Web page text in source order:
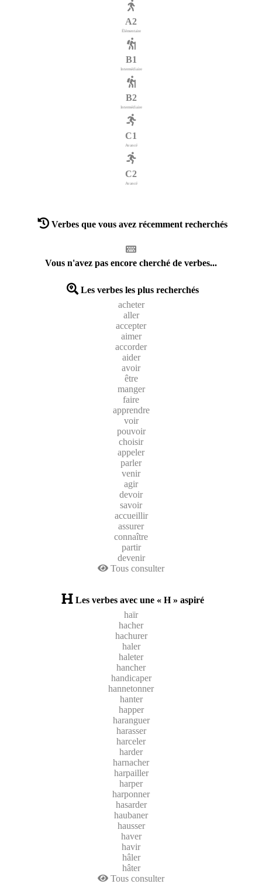
A2
Élémentaire
B1
Intermédiaire
B2
Intermédiaire
C1
Avancé
C2
Avancé
Verbes que vous avez récemment recherchés
Vous n'avez pas encore cherché de verbes...
Les verbes les plus recherchés
acheter
aller
accepter
aimer
accorder
aider
avoir
être
manger
faire
apprendre
voir
pouvoir
choisir
appeler
parler
venir
agir
devoir
savoir
accueillir
assurer
connaître
partir
devenir
Tous consulter
Les verbes avec une « H » aspiré
haïr
hacher
hachurer
haler
haleter
hancher
handicaper
hannetonner
hanter
happer
haranguer
harasser
harceler
harder
harnacher
harpailler
harper
harponner
hasarder
haubaner
hausser
haver
havir
hâler
hâter
Tous consulter